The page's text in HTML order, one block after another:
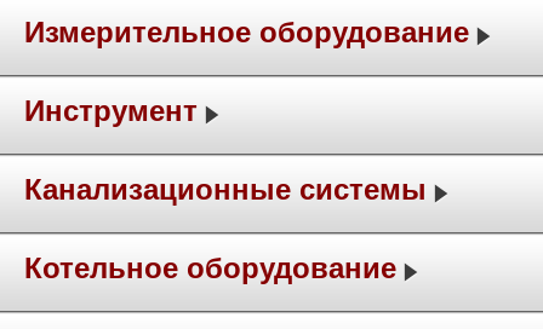
Измерительное оборудование
Инструмент
Канализационные системы
Котельное оборудование